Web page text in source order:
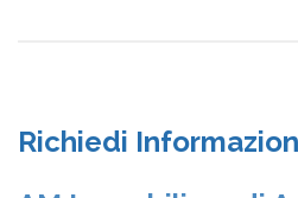
Richiedi